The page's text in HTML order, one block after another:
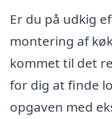
Er du på udkig
montering af
kommet til det
for dig at finde
opgaven med